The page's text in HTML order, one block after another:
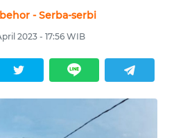
- Serba-serbi
2023 - 17:56 WIB